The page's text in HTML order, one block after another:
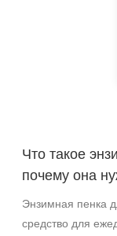
Лицо
Шея
Объём
Что такое
почему она
Энзимная пенка
средство для